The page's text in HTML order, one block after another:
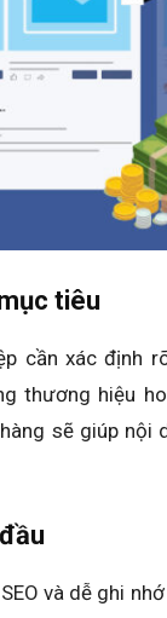
tiêu
cần xác định
thương hiệu
sẽ giúp nội
và dễ ghi